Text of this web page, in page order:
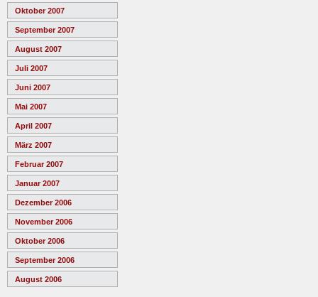
Oktober 2007
September 2007
August 2007
Juli 2007
Juni 2007
Mai 2007
April 2007
März 2007
Februar 2007
Januar 2007
Dezember 2006
November 2006
Oktober 2006
September 2006
August 2006